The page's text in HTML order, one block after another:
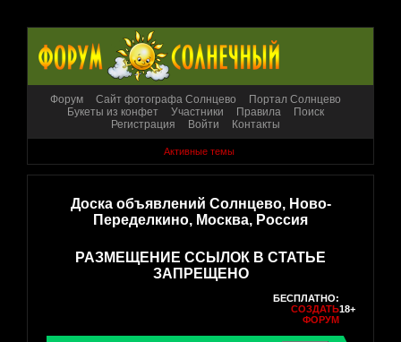
Форум Сайт фотографа Солнцево
Портал Солнцево
Букеты из конфет
Участники Правила
Поиск
Регистрация
Войти Контакты
Активные темы
Доска объявлений Солнцево, Ново-
Переделкино, Москва, Россия
РАЗМЕЩЕНИЕ ССЫЛОК В СТАТЬЕ
ЗАПРЕЩЕНО
БЕСПЛАТНО:
СОЗДАТЬ
ФОРУМ
18+